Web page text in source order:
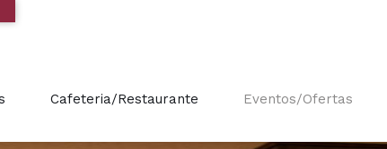
Cafeteria/Restaurante Eventos/Ofertas